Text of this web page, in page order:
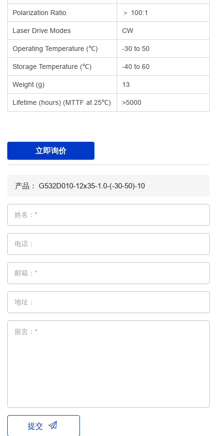
Polarization Ratio
＞ 100:1
Laser Drive Modes
CW
Operating Temperature (℃)
-30 to 50
Storage Temperature (℃)
-40 to 60
Weight (g)
13
Lifetime (hours) (MTTF at 25℃)
>5000
立即询价
姓名：*
电话：
邮箱：*
地址：
留言：*
提交